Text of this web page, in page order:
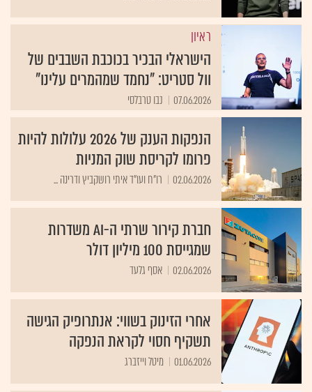
ראיון
הישראלי הבכיר בכוכבת השבבים של
וול סטריט: "נחמד שמהמרים עלינו"
07.06.2026 נבו טרבלסי
הנפקות הענק של 2026 עלולות להיות
פרומו לקריסת שוק המניות
02.06.2026 רו"ח ועו"ד איתי רושקביץ ודרינה ...
חברת קירור שרתי ה-AI משדרות
שמגייסת 100 מיליון דולר
02.06.2026 אסף גלעד
אחרי הזינוק בשווי: אנתרופיק הגישה
תשקיף חסוי לקראת הנפקה
01.06.2026 מיטל וייזברג